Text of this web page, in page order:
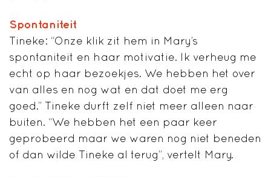
Spontaniteit
Tineke: “Onze klik zit hem in Mary’s
spontaniteit en haar motivatie. Ik verheug me
echt op haar bezoekjes. We hebben het over
van alles en nog wat en dat doet me erg
goed.” Tineke durft zelf niet meer alleen naar
buiten. “We hebben het een paar keer
geprobeerd maar we waren nog niet beneden
of dan wilde Tineke al terug”, vertelt Mary.